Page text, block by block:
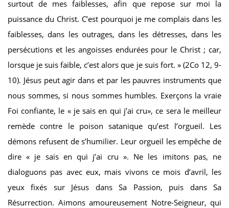
surtout de mes faiblesses, afin que repose sur moi la
puissance du Christ. C’est pourquoi je me complais dans les
faiblesses, dans les outrages, dans les détresses, dans les
persécutions et les angoisses endurées pour le Christ ; car,
lorsque je suis faible, c’est alors que je suis fort. » (2Co 12, 9-
10). Jésus peut agir dans et par les pauvres instruments que
nous sommes, si nous sommes humbles. Exerçons la vraie
Foi confiante, le « je sais en qui j’ai cru», ce sera le meilleur
remède contre le poison satanique qu’est l’orgueil. Les
démons refusent de s’humilier. Leur orgueil les empêche de
dire « je sais en qui j’ai cru ». Ne les imitons pas, ne
dialoguons pas avec eux, mais vivons ce mois d’avril, les
yeux fixés sur Jésus dans Sa Passion, puis dans Sa
Résurrection. Aimons amoureusement Notre-Seigneur, qui